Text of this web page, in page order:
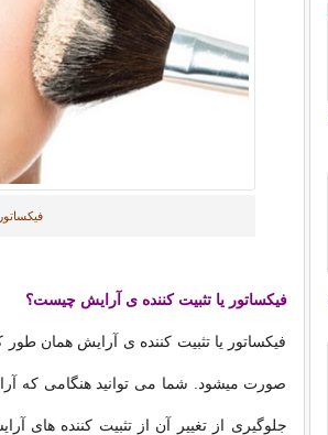
فیکساتور یا تثبیت کننده ی آرایش چیست؟
فیکساتور یا تثبیت کننده ی آرایش همان
صورت میشود. شما می توانید هنگامی که
جلوگیری از تغيير آن از تثبیت کننده های